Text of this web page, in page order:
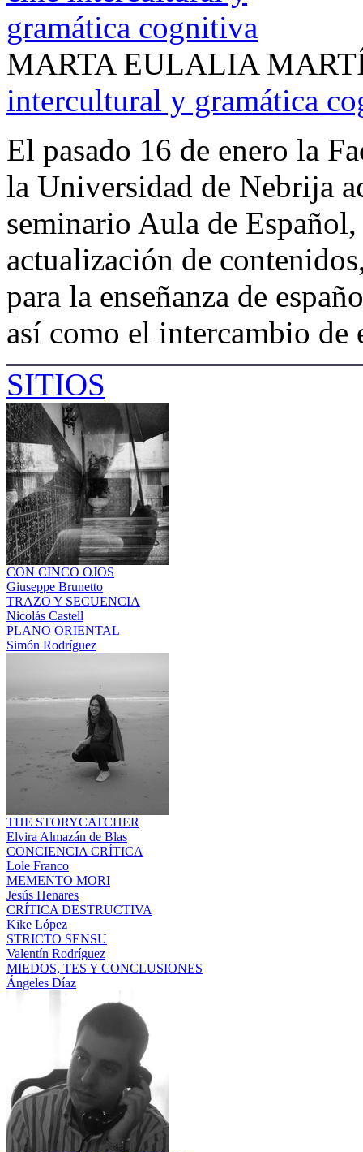
MARTA EULALIA
intercultural y gramática
El pasado 16 de enero la
la Universidad de Nebrija
seminario Aula de
actualización de
para la enseñanza de
así como el intercambio de
SITIOS
CON CINCO OJOS
Giuseppe Brunetto
TRAZO Y SECUENCIA
Nicolás Castell
PLANO ORIENTAL
Simón Rodríguez
THE STORYCATCHER
Elvira Almazán de Blas
CONCIENCIA CRÍTICA
Lole Franco
MEMENTO MORI
Jesús Henares
CRÍTICA DESTRUCTIVA
Kike López
STRICTO SENSU
Valentín Rodríguez
MIEDOS, TES Y CONCLUSIONES
Ángeles Díaz